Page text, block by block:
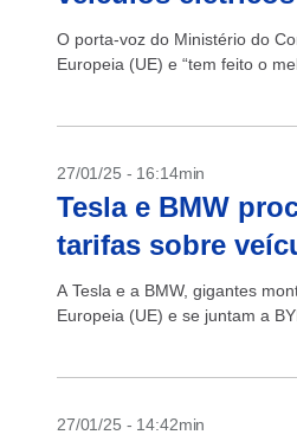
O porta-voz do Ministério do
Europeia (UE) e “tem feito o
27/01/25 - 16:14min
Tesla e BMW
tarifas sobre
A Tesla e a BMW, gigantes
Europeia (UE) e se juntam a
27/01/25 - 14:42min